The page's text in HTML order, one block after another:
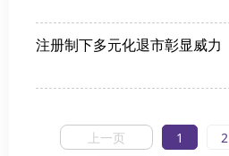
注册制下多元化退市彰显威力
上一页 1 2